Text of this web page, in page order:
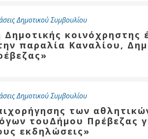
Δημοτικού Συμβουλίου
κοινόχρηστης
παραλία Καναλίου,
Δημοτικού Συμβουλίου
των
τουΔήμου Πρέβεζας
εκδηλώσεις»